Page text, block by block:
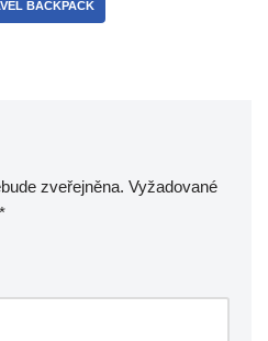
BACKPACK
zveřejněna. Vyžadované
*